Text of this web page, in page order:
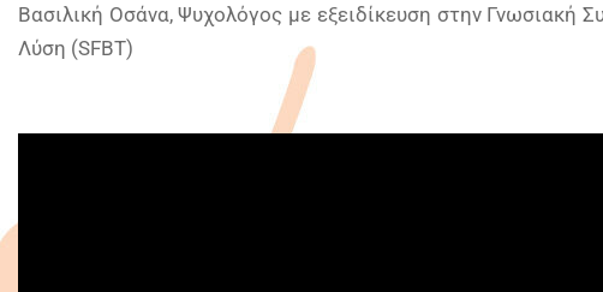
Βασιλική Οσάνα, Ψυχολόγος με εξειδίκευση στην Γνωσιακή
Λύση (SFBT)